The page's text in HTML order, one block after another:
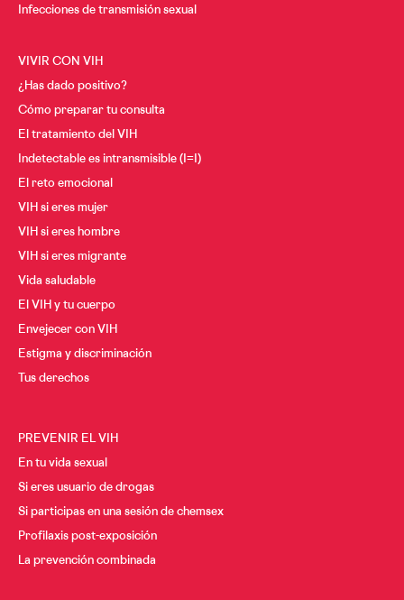
Infecciones de transmisión sexual
VIVIR CON VIH
¿Has dado positivo?
Cómo preparar tu consulta
El tratamiento del VIH
Indetectable es intransmisible (I=I)
El reto emocional
VIH si eres mujer
VIH si eres hombre
VIH si eres migrante
Vida saludable
El VIH y tu cuerpo
Envejecer con VIH
Estigma y discriminación
Tus derechos
PREVENIR EL VIH
En tu vida sexual
Si eres usuario de drogas
Si participas en una sesión de chemsex
Profilaxis post-exposición
La prevención combinada